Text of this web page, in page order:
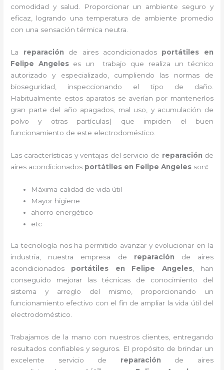
comodidad y salud. Proporcionar un ambiente seguro y
eficaz, logrando una temperatura de ambiente promedio
con una sensación térmica neutra.
La reparación de aires acondicionados portátiles en
Felipe Angeles es un
trabajo que realiza un técnico
autorizado y especializado, cumpliendo las normas de
bioseguridad, inspeccionando el tipo de daño.
Habitualmente estos aparatos se averían por mantenerlos
gran parte del año apagados, mal uso, y acumulación de
polvo y otras partículas| que impiden el buen
funcionamiento de este electrodoméstico.
Las características y ventajas del servicio de reparación de
aires acondicionados portátiles en Felipe Angeles son:
Máxima calidad de vida útil
Mayor higiene
ahorro energético
etc
La tecnología nos ha permitido avanzar y evolucionar en la
industria, nuestra empresa de reparación de aires
acondicionados portátiles en Felipe Angeles, han
conseguido mejorar las técnicas de conocimiento del
sistema y arreglo del mismo, proporcionando un
funcionamiento efectivo con el fin de ampliar la vida útil del
electrodoméstico.
Trabajamos de la mano con nuestros clientes, entregando
resultados confiables y seguros. El propósito de brindar un
excelente servicio de reparación de aires